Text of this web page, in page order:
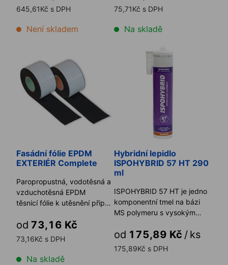
645,61Kč s DPH
Není skladem
75,71Kč s DPH
Na skladě
Fasádní fólie EPDM
EXTERIÉR Complete
Paropropustná, vodotěsná a
vzduchotěsná EPDM
těsnicí fólie k utěsnění připojovací
od 73,16 Kč
73,16Kč s DPH
Na skladě
Hybridní lepidlo
ISPOHYBRID 57 HT 290
ml
ISPOHYBRID 57 HT je jedno
komponentní tmel na bázi
MS polymeru s vysokým
...
od 175,89 Kč / ks
175,89Kč s DPH